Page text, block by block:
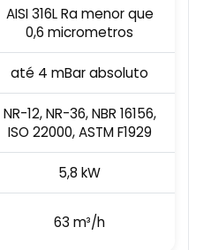
Automático
AISI 316L Ra menor que
0,6 micrometros
até 4 mBar absoluto
NR-12, NR-36, NBR 16156,
ISO 22000, ASTM F1929
5,8 kW
63 m³/h